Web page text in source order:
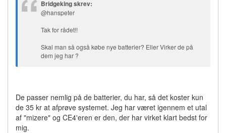
Bridgeking skrev:
@hanspeter
Tak for rådet!!
Skal man så også købe nye batterier? Eller Virker de på
dem jeg har ?
De passer nemlig på de batterier, du har, så det koster kun
de 35 kr at afprøve systemet. Jeg har været igennem et utal
af "mizere" og CE4'eren er den, der har virket klart bedst for
mig.